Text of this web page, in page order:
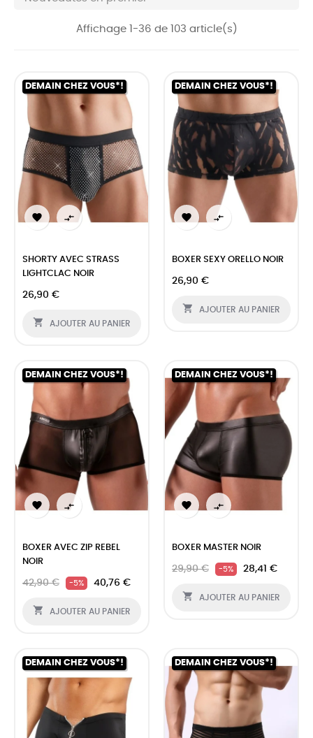
Affichage 1-36 de 103 article(s)
DEMAIN CHEZ VOUS*!
 
SHORTY AVEC STRASS
LIGHTCLAC NOIR
26,90 €
 AJOUTER AU PANIER
DEMAIN CHEZ VOUS*!
 
BOXER SEXY ORELLO NOIR
26,90 €
 AJOUTER AU PANIER
DEMAIN CHEZ VOUS*!
 
BOXER AVEC ZIP REBEL
NOIR
42,90 € -5% 40,76 €
 AJOUTER AU PANIER
DEMAIN CHEZ VOUS*!
 
BOXER MASTER NOIR
29,90 € -5% 28,41 €
 AJOUTER AU PANIER
DEMAIN CHEZ VOUS*! DEMAIN CHEZ VOUS*!